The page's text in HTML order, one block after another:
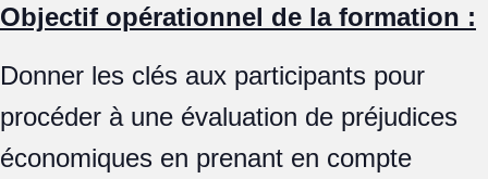
Objectif opérationnel de la formation :
Donner les clés aux participants pour
procéder à une évaluation de préjudices
économiques en prenant en compte